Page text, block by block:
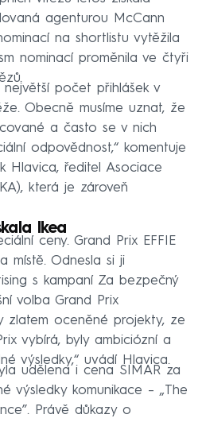
agenturou McCann
na shortlistu vytěžila
nominací proměnila ve čtyři
největší počet přihlášek v
Obecně musíme uznat, že
a často se v nich
odpovědnost,“ komentuje
Hlavica, ředitel Asociace
která je zároveň
Ikea
ceny. Grand Prix EFFIE
místě. Odnesla si ji
s kampaní Za bezpečný
volba Grand Prix
zlatem oceněné projekty, ze
vybírá, byly ambiciózní a
výsledky,“ uvádí Hlavica.
udělena i cena SIMAR za
výsledky komunikace – „The
Právě důkazy o